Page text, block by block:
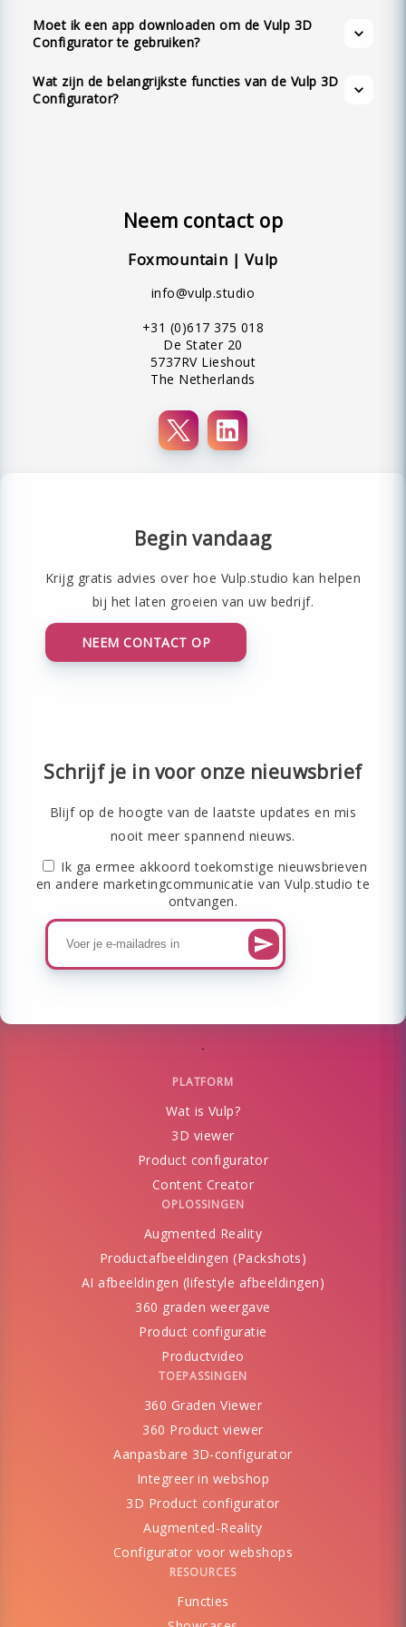
Moet ik een app downloaden om de Vulp 3D
Configurator te gebruiken?
Wat zijn de belangrijkste functies van de Vulp 3D
Configurator?
beschikbaarheid, realistische materialen,
en een intuïtieve gebruiksvriendelijke
interface.
Neem contact op
Foxmountain | Vulp
info@vulp.studio
+31 (0)617 375 018
De Stater 20
5737RV Lieshout
The Netherlands
Begin vandaag
Krijg gratis advies over hoe Vulp.studio kan helpen
bij het laten groeien van uw bedrijf.
NEEM CONTACT OP
Schrijf je in voor onze nieuwsbrief
Blijf op de hoogte van de laatste updates en mis
nooit meer spannend nieuws.
Ik ga ermee akkoord toekomstige nieuwsbrieven
en andere marketingcommunicatie van Vulp.studio te
ontvangen.
PLATFORM
Wat is Vulp?
3D viewer
Product configurator
Content Creator
OPLOSSINGEN
Augmented Reality
Productafbeeldingen (Packshots)
AI afbeeldingen (lifestyle afbeeldingen)
360 graden weergave
Product configuratie
Productvideo
TOEPASSINGEN
360 Graden Viewer
360 Product viewer
Aanpasbare 3D-configurator
Integreer in webshop
3D Product configurator
Augmented-Reality
Configurator voor webshops
RESOURCES
Functies